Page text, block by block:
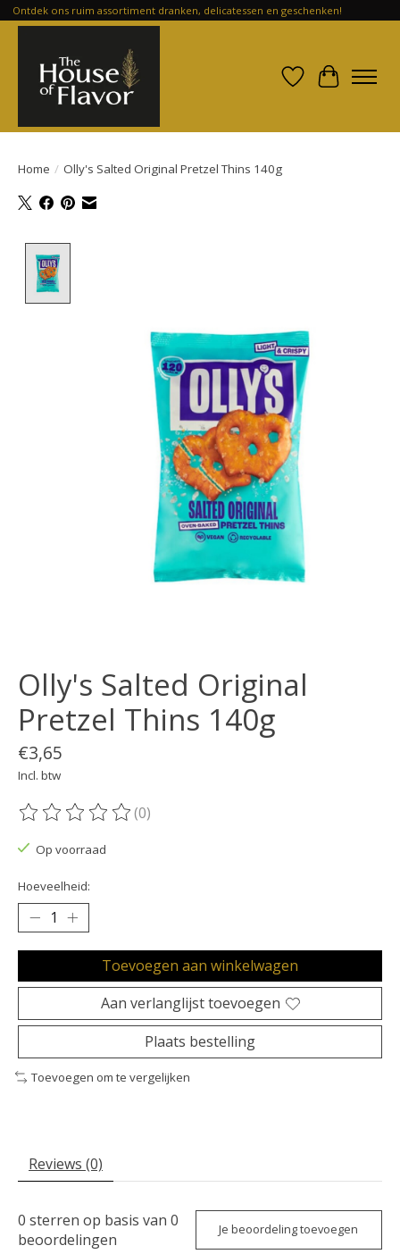
Ontdek ons ruim assortiment dranken, delicatessen en geschenken!
Verlanglijst
Home / Olly's Salted Original Pretzel Thins 140g
Olly's Salted Original
Pretzel Thins 140g
€3,65
Incl. btw
De beoordeling van dit product is
(0)
Op voorraad
Hoeveelheid:
Toevoegen aan winkelwagen
Aan verlanglijst toevoegen
Plaats bestelling
Toevoegen om te vergelijken
Reviews (0)
0 sterren op basis van 0
beoordelingen
Je beoordeling toevoegen